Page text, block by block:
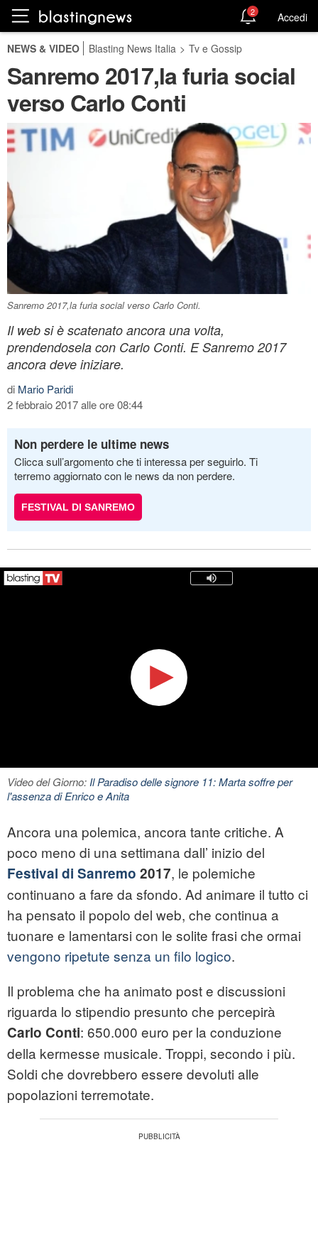
2 Accedi
NEWS & VIDEO Blasting News Italia > Tv e Gossip
Sanremo 2017,la furia social
verso Carlo Conti
Sanremo 2017,la furia social verso Carlo Conti.
Il web si è scatenato ancora una volta,
prendendosela con Carlo Conti. E Sanremo 2017
ancora deve iniziare.
di Mario Paridi
2 febbraio 2017 alle ore 08:44
Non perdere le ultime news
Clicca sull’argomento che ti interessa per seguirlo. Ti
terremo aggiornato con le news da non perdere.
FESTIVAL DI SANREMO
Video del Giorno:Il Paradiso delle signore 11: Marta soffre per
l'assenza di Enrico e Anita
Ancora una polemica, ancora tante critiche. A
poco meno di una settimana dall’ inizio del
Festival di Sanremo 2017, le polemiche
continuano a fare da sfondo. Ad animare il tutto ci
ha pensato il popolo del web, che continua a
tuonare e lamentarsi con le solite frasi che ormai
vengono ripetute senza un filo logico.
Il problema che ha animato post e discussioni
riguarda lo stipendio presunto che percepirà
Carlo Conti: 650.000 euro per la conduzione
della kermesse musicale. Troppi, secondo i più.
Soldi che dovrebbero essere devoluti alle
popolazioni terremotate.